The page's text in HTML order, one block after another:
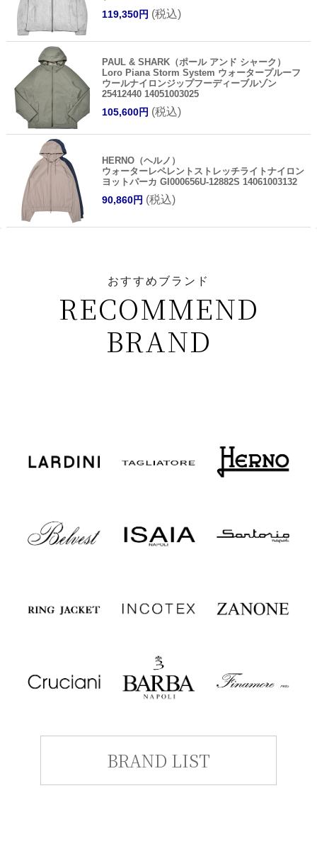
119,350円 (税込)
PAUL & SHARK（ポール アンド シャーク）
Loro Piana Storm System ウォータープルーフ
ウールナイロンジップフーディーブルゾン
25412440 14051003025
105,600円 (税込)
HERNO（ヘルノ）
ウォーターレペレントストレッチライトナイロン
ヨットパーカ GI000656U-12882S 14061003132
90,860円 (税込)
おすすめブランド
RECOMMEND
BRAND
BRAND LIST